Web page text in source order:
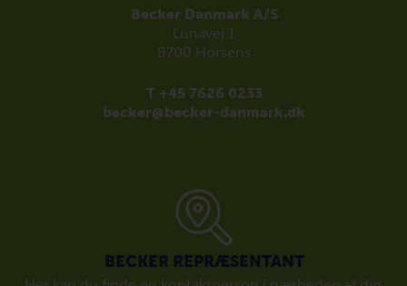
Becker Danmark A/S
Lunavej 1
8700 Horsens
T +45 7626 0233
becker@becker-danmark.dk
BECKER REPRÆSENTANT